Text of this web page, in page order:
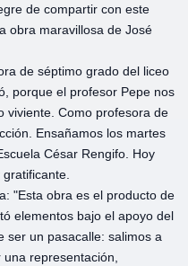
de compartir con este
obra maravillosa de José
de séptimo grado del liceo
porque el profesor Pepe nos
viviente. Como profesora de
Ensañamos los martes
César Rengifo. Hoy
"Esta obra es el producto de
elementos bajo el apoyo del
ser un pasacalle: salimos a
representación,